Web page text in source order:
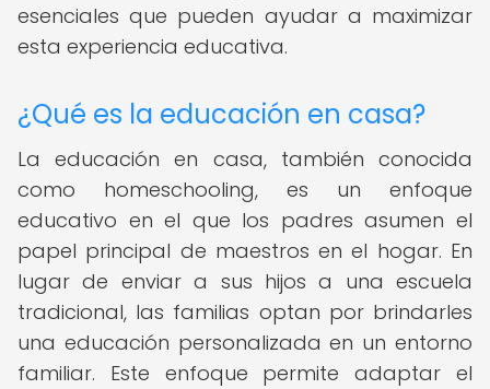
esenciales que pueden ayudar a maximizar
esta experiencia educativa.
¿Qué es la educación en casa?
La educación en casa, también conocida
como homeschooling, es un enfoque
educativo en el que los padres asumen el
papel principal de maestros en el hogar. En
lugar de enviar a sus hijos a una escuela
tradicional, las familias optan por brindarles
una educación personalizada en un entorno
familiar. Este enfoque permite adaptar el